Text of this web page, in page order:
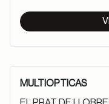
MULTIOPTICAS